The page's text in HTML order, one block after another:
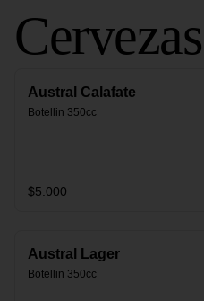
Cervezas
Austral Calafate
Botellin 350cc
$5.000
Austral Lager
Botellin 350cc